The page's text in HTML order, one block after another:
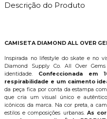
Descrição do Produto
CAMISETA DIAMOND ALL OVER
Inspirada no lifestyle do skate e no
Diamond Supply Co. All Over
identidade.Confeccionada em
respirabilidade e um caimento
da peça fica por conta da estampa
que cria um visual único e
icônicos da marca. Na cor preta, a
estilos e composições urbanas. As